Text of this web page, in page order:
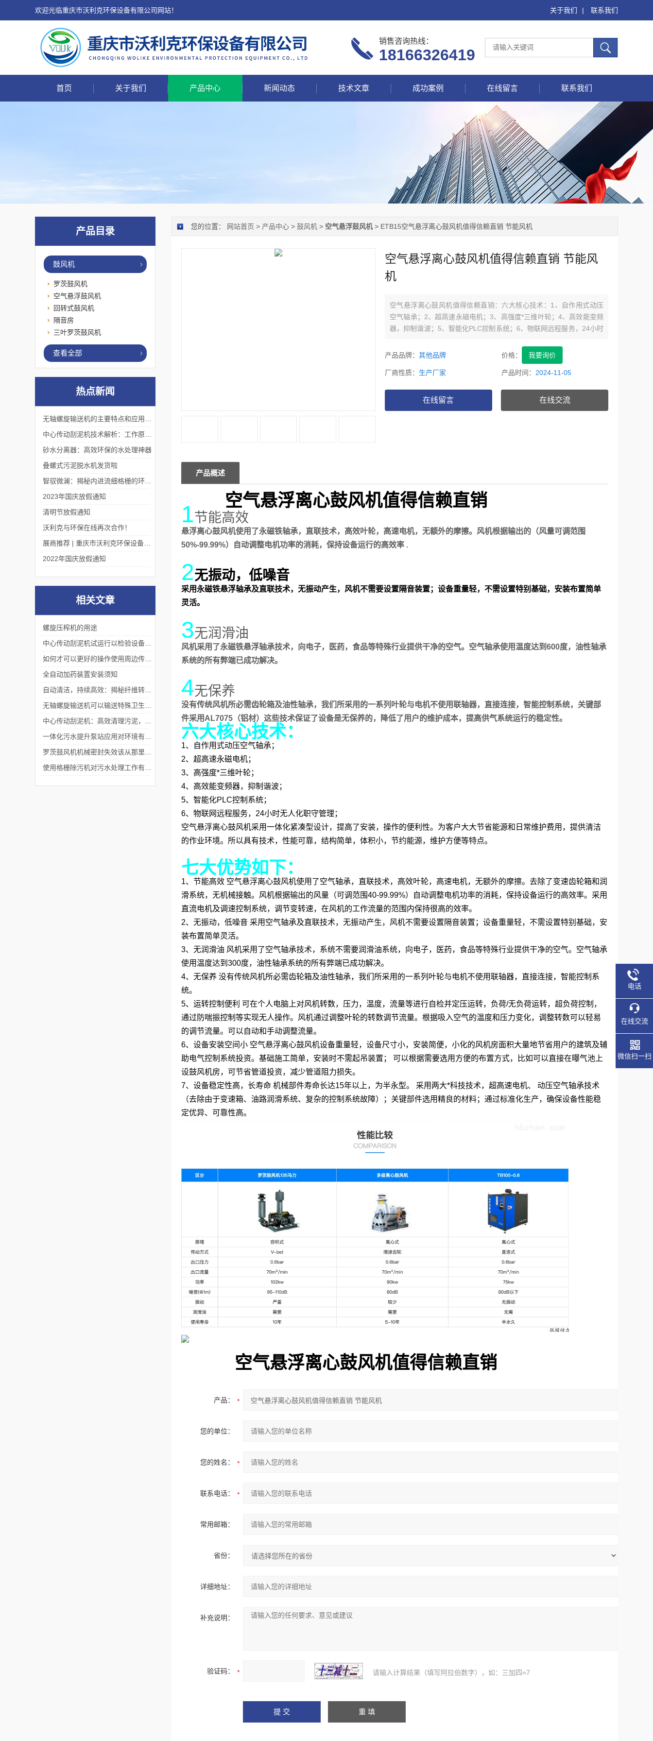
欢迎光临重庆市沃利克环保设备有限公司网站！ 关于我们 | 联系我们
销售咨询热线：
18166326419
首页 关于我们 产品中心 新闻动态 技术文章 成功案例 在线留言 联系我们
您的位置： 网站首页 > 产品中心 > 鼓风机 > 空气悬浮鼓风机> ETB15空气悬浮离心鼓风机值得信赖直销 节能风机
空气悬浮离心鼓风机值得信赖直销 节能风
机
空气悬浮离心鼓风机值得信赖直销：六大核心技术：1、自作用式动压
空气轴承；2、超高速永磁电机；3、高强度*三维叶轮；4、高效能变频
器，抑制谐波；5、智能化PLC控制系统；6、物联网远程服务，24小时
产品品牌： 其他品牌 价格： 我要询价
厂商性质： 生产厂家 产品时间： 2024-11-05
在线留言 在线交流
产品概述
空气悬浮离心鼓风机值得信赖直销
1节能高效
悬浮离心鼓风机使用了永磁铁轴承，直联技术，高效叶轮，高速电机，无额外的摩擦。风机根据输出的（风量可调范围
50%-99.99%）自动调整电机功率的消耗，保持设备运行的高效率 .
2无振动，低噪音
采用永磁铁悬浮轴承及直联技术，无振动产生，风机不需要设置隔音装置；设备重量轻，不需设置特别基础，安装布置简单
灵活。
3无润滑油
风机采用了永磁铁悬浮轴承技术，向电子，医药，食品等特殊行业提供干净的空气。空气轴承使用温度达到600度，油性轴承
系统的所有弊端已成功解决。
4无保养
没有传统风机所必需齿轮箱及油性轴承，我们所采用的一系列叶轮与电机不使用联轴器，直接连接，智能控制系统，关键部
件采用AL7075（铝材）这些技术保证了设备是无保养的，降低了用户的维护成本，提高供气系统运行的稳定性。
六大核心技术：
1、自作用式动压空气轴承；
2、超高速永磁电机；
3、高强度*三维叶轮；
4、高效能变频器，抑制谐波；
5、智能化PLC控制系统；
6、物联网远程服务，24小时无人化职守管理；
空气悬浮离心鼓风机采用一体化紧凑型设计，提高了安装，操作的便利性。为客户大大节省能源和日常维护费用，提供清洁
的作业环境。所以具有技术，性能可靠，结构简单，体积小，节约能源，维护方便等特点。
七大优势如下：
1、节能高效 空气悬浮离心鼓风机使用了空气轴承，直联技术，高效叶轮，高速电机，无额外的摩擦。去除了变速齿轮箱和润
滑系统，无机械接触。风机根据输出的风量（可调范围40-99.99%）自动调整电机功率的消耗，保持设备运行的高效率。采用
直流电机及调速控制系统，调节变转速，在风机的工作流量的范围内保持很高的效率。
2、无振动，低噪音 采用空气轴承及直联技术，无振动产生，风机不需要设置隔音装置；设备重量轻，不需设置特别基础，安
装布置简单灵活。
3、无润滑油 风机采用了空气轴承技术，系统不需要润滑油系统，向电子，医药，食品等特殊行业提供干净的空气。空气轴承
使用温度达到300度，油性轴承系统的所有弊端已成功解决。
4、无保养 没有传统风机所必需齿轮箱及油性轴承，我们所采用的一系列叶轮与电机不使用联轴器，直接连接，智能控制系
统。
5、运转控制便利 可在个人电脑上对风机转数，压力，温度，流量等进行自检并定压运转，负荷/无负荷运转，超负荷控制，
通过防喘振控制等实现无人操作。风机通过调整叶轮的转数调节流量。根据吸入空气的温度和压力变化，调整转数可以轻易
的调节流量。可以自动和手动调整流量。
6、设备安装空间小 空气悬浮离心鼓风机设备重量轻，设备尺寸小，安装简便，小化的风机房面积大量地节省用户的建筑及辅
助电气控制系统投资。基础施工简单，安装时不需起吊装置； 可以根据需要选用方便的布置方式，比如可以直接在曝气池上
设鼓风机房，可节省管道投资，减少管道阻力损失。
7、设备稳定性高，长寿命 机械部件寿命长达15年以上，为半永型。 采用两大*科技技术，超高速电机、 动压空气轴承技术
（去除由于变速箱、油路润滑系统、复杂的控制系统故障）；关键部件选用精良的材料；通过标准化生产，确保设备性能稳
定优异、可靠性高。
空气悬浮离心鼓风机值得信赖直销
产品：
您的单位：
您的姓名：
联系电话：
常用邮箱：
省份：
详细地址：
补充说明：
验证码： 请输入计算结果（填写阿拉伯数字），如：三加四=7
产品目录
鼓风机
罗茨鼓风机
空气悬浮鼓风机
回转式鼓风机
隔音房
三叶罗茨鼓风机
查看全部
热点新闻
砂水分离器：高效环保的水处理神器
叠螺式污泥脱水机发货啦
2023年国庆放假通知
清明节放假通知
沃利克与环保在线再次合作！
2022年国庆放假通知
相关文章
螺旋压榨机的用途
全自动加药装置安装须知
电话
在线交流
微信扫一扫